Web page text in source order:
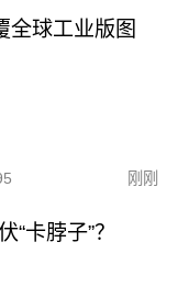
全球工业版图
刚刚
卡脖子”？